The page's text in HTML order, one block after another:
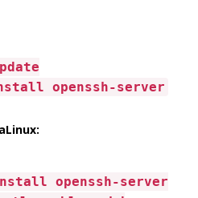
openssh-server
openssh-server